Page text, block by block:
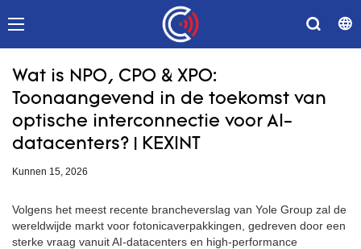
Wat is NPO, CPO & XPO:
Toonaangevend in de toekomst van
optische interconnectie voor AI-
datacenters? | KEXINT
Kunnen 15, 2026
Volgens het meest recente brancheverslag van Yole Group zal de
wereldwijde markt voor fotonicaverpakkingen, gedreven door een
sterke vraag vanuit AI-datacenters en high-performance